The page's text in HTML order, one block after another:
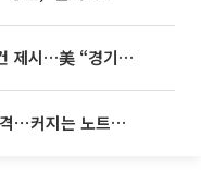
이란, 미국에 호르무즈 합의 조건 제시…美 “경기 아직 안 끝나” [종합]
맥북 품은 삼성에 ‘중국산’ 맹추격⋯커지는 노트북 OLED 시장